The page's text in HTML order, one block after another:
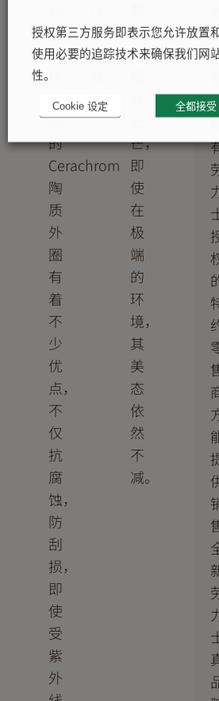
高
科
制
造
的
Cerachrom
陶
质
外
圈
有
着
不
少
优
点，
不
仅
抗
腐
蚀，
防
刮
损，
即
使
受
紫
外
最
终
胜。
发
出
芒，
即
使
在
极
端
的
环
境，
其
美
态
依
然
不
减。
授权第三方服务即表示您允许放置
使用必要的追踪技术来确保我们网
性。
Cookie 设定 全都接受